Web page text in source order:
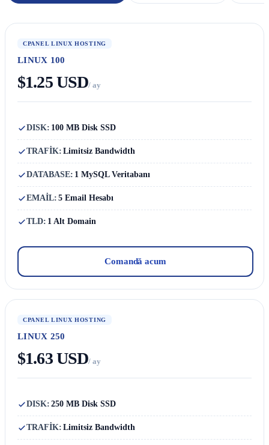
CPANEL LINUX HOSTING
LINUX 100
$1.25 USD/ ay
DISK: 100 MB Disk SSD
TRAFİK: Limitsiz Bandwidth
DATABASE: 1 MySQL Veritabanı
EMAİL: 5 Email Hesabı
TLD: 1 Alt Domain
Comandă acum
CPANEL LINUX HOSTING
LINUX 250
$1.63 USD/ ay
DISK: 250 MB Disk SSD
TRAFİK: Limitsiz Bandwidth